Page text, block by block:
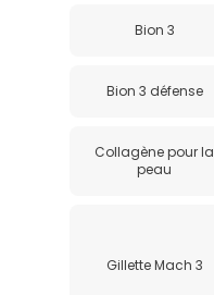
Bion 3
Bion 3 défense
Collagène pour la
peau
Gillette Mach 3